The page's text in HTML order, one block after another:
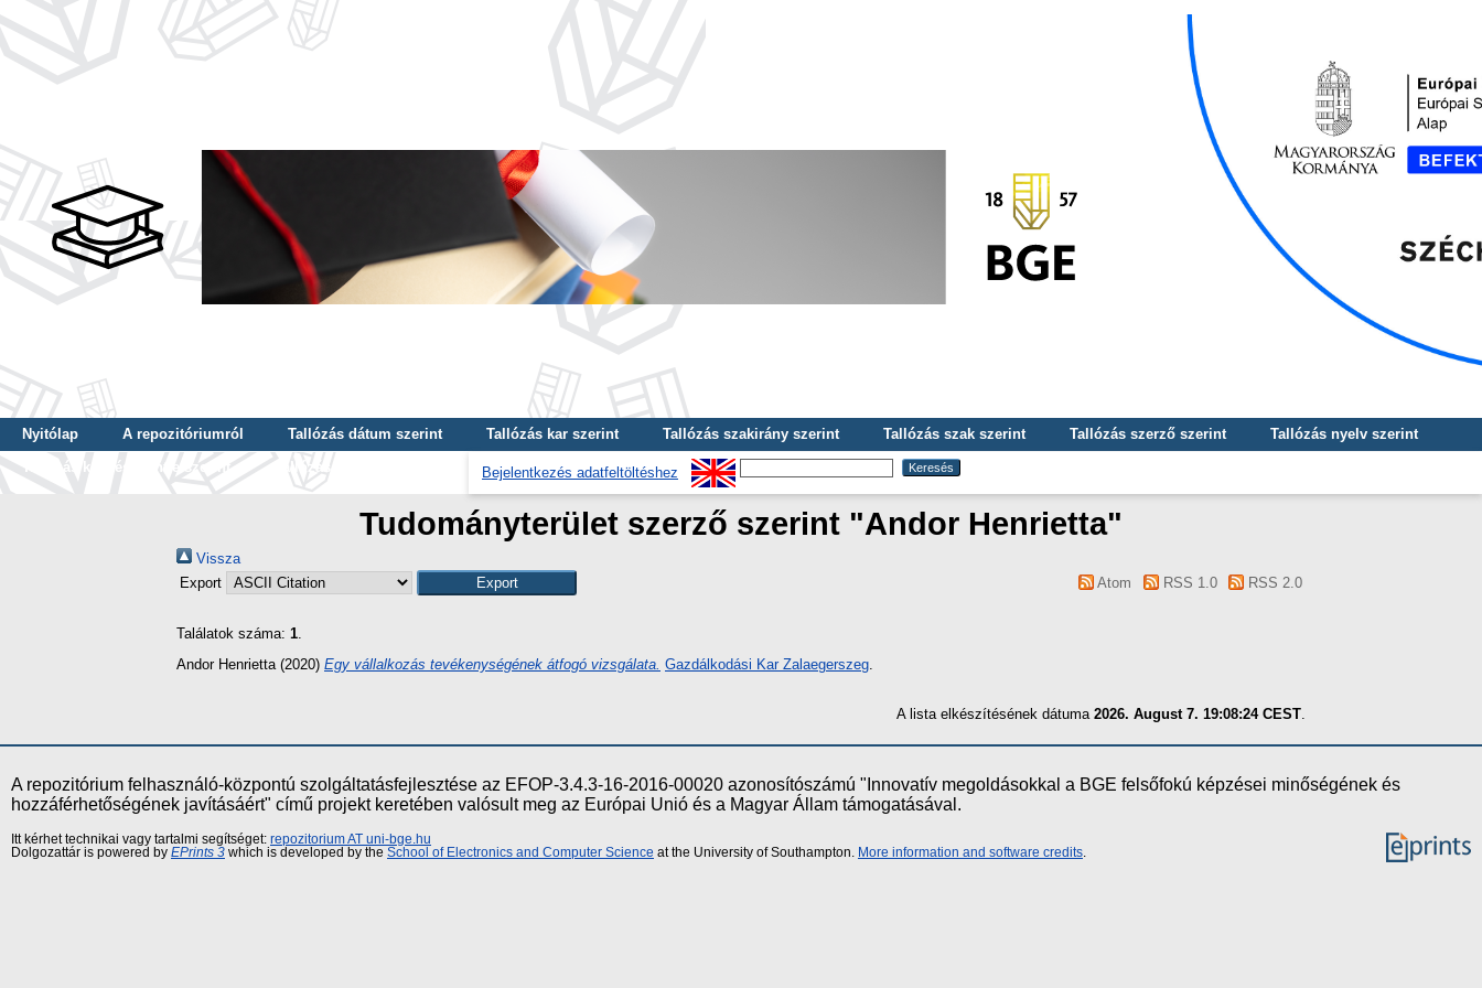
Nyitólap A repozitóriumról Tallózás dátum szerint Tallózás kar szerint Tallózás szakirány szerint Tallózás szak szerint Tallózás szerző szerint
Tallózás nyelv szerint
Tallózás képzés szintje szerint
Tallózás kulcsszó szerint Bejelentkezés adatfeltöltéshez
Tudományterület szerző szerint "Andor Henrietta"
Vissza
Export
Atom RSS 1.0 RSS 2.0
Találatok száma: 1.
Andor Henrietta (2020) Egy vállalkozás tevékenységének átfogó vizsgálata. Gazdálkodási Kar Zalaegerszeg
A lista elkészítésének dátuma 2026. August 7. 19:08:24 CEST
A repozitórium felhasználó-központú szolgáltatásfejlesztése az EFOP-3.4.3-16-2016-00020 azonosítószámú "Innovatív megoldásokkal a BGE felsőfokú képzései minőségének és
hozzáférhetőségének javításáért" című projekt keretében valósult meg az Európai Unió és a Magyar Állam támogatásával.
Itt kérhet technikai vagy tartalmi segítséget: repozitorium AT uni-bge.hu
Dolgozattár is powered by EPrints 3 which is developed by the School of Electronics and Computer Science at the University of Southampton. More information and software credits